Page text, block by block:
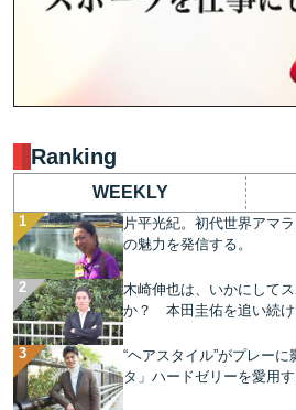
Ranking
WEEKLY
片平光紀。初代世界アマ
の魅力を発信する。
木崎伸也は、いかにして
か？ 本田圭佑を追い続け
“ヘアスタイル”がプレー
タ」ハードゼリーを愛用